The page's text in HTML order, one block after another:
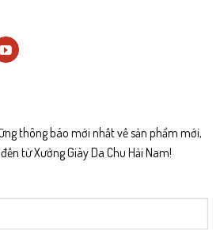
thông báo mới nhất về sản phẩm mới,
từ Xưởng Giày Da Chu Hải Nam!